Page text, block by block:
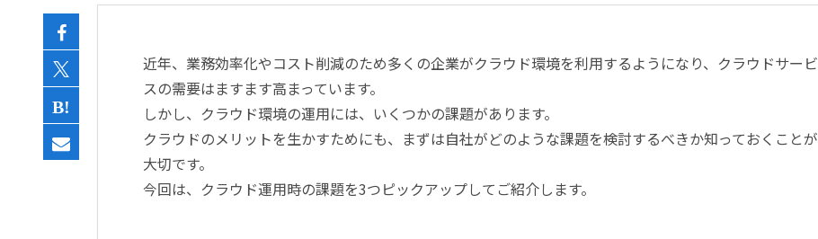
近年、業務効率化やコスト削減のため多くの企業がクラウド環境を利用するようになり、クラウドサービ
スの需要はますます高まっています。
しかし、クラウド環境の運用には、いくつかの課題があります。
クラウドのメリットを生かすためにも、まずは自社がどのような課題を検討するべきか知っておくことが
大切です。
今回は、クラウド運用時の課題を3つピックアップしてご紹介します。